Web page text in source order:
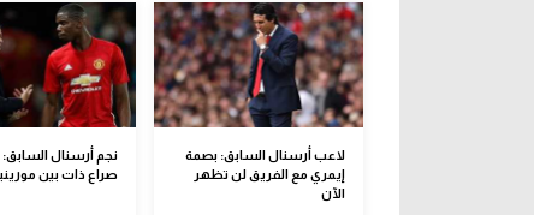
لاعب أرسنال السابق: بصمة
إيمري مع الفريق لن تظهر
الآن
نجم أرسنال
صراع ذات بين